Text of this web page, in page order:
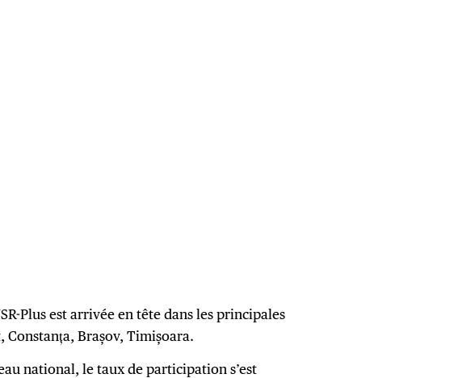
Plus est arrivée en tête dans les principales
Constanța, Brașov, Timișoara.
national, le taux de participation s’est